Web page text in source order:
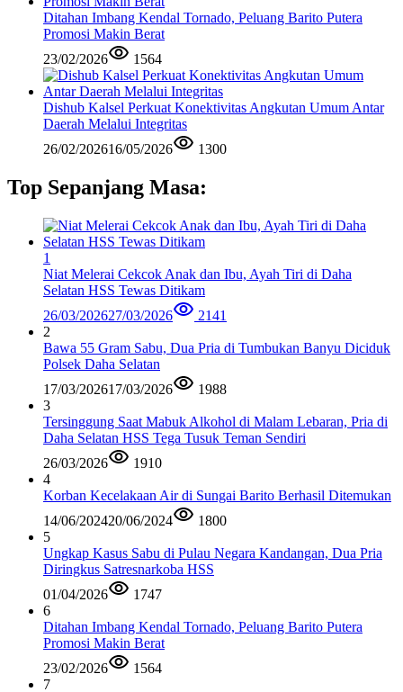
Ditahan Imbang Kendal Tornado, Peluang Barito Putera
Promosi Makin Berat
23/02/2026
1564
Dishub Kalsel Perkuat Konektivitas Angkutan Umum Antar
Daerah Melalui Integritas
26/02/202616/05/2026 1300
Top Sepanjang Masa:
1
Niat Melerai Cekcok Anak dan Ibu, Ayah Tiri di Daha
Selatan HSS Tewas Ditikam
26/03/202627/03/2026
2141
2
Bawa 55 Gram Sabu, Dua Pria di Tumbukan Banyu Diciduk
Polsek Daha Selatan
17/03/202617/03/2026
1988
3
Tersinggung Saat Mabuk Alkohol di Malam Lebaran, Pria di
Daha Selatan HSS Tega Tusuk Teman Sendiri
26/03/2026
1910
4
Korban Kecelakaan Air di Sungai Barito Berhasil Ditemukan
14/06/202420/06/2024
1800
5
Ungkap Kasus Sabu di Pulau Negara Kandangan, Dua Pria
Diringkus Satresnarkoba HSS
01/04/2026
1747
6
Ditahan Imbang Kendal Tornado, Peluang Barito Putera
Promosi Makin Berat
23/02/2026
1564
7